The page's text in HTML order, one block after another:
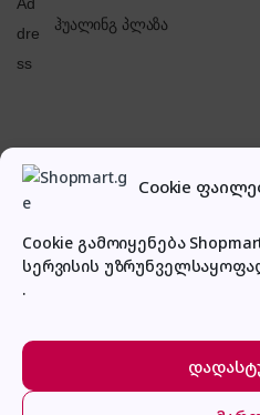
Cookie
Cookie გამოიყენება
სერვისის
.
ჰუალინგ პლაზა